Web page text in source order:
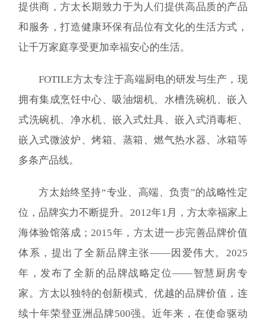
提供商，方太长期致力于为人们提供高品质的产品
和服务，打造健康环保有品位有文化的生活方式，
让千万家庭享受更加幸福安心的生活。
FOTILE方太专注于高端厨电的研发与生产，现
拥有集成烹饪中心、吸油烟机、水槽洗碗机、嵌入
式洗碗机、净水机、嵌入式灶具、嵌入式消毒柜、
嵌入式微波炉、烤箱、蒸箱、燃气热水器、冰箱等
多条产品线。
方太始终坚持“专业、高端、负责”的战略性定
位，品牌实力不断提升。2012年1月，方太幸福家上
海体验馆落成；2015年，方太进一步完善品牌价值
体系，提出了全新品牌主张——因爱伟大。2025
年，发布了全新的品牌战略定位——智慧厨房专
家。方太以独特的创新模式、优越的品牌价值，连
续十年荣登亚洲品牌500强。近年来，在使命驱动